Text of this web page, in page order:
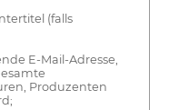
(falls
E-Mail-Adresse,
Produzenten